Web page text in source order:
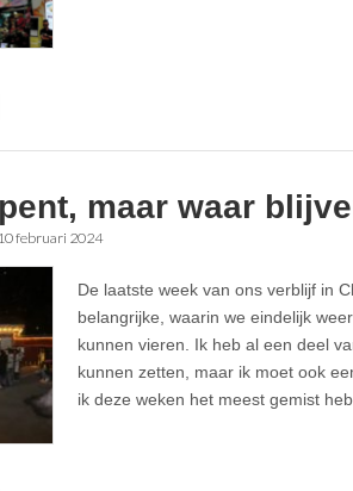
maar waar
10 februari 2024
De laatste week van ons verblijf in
belangrijke, waarin we eindelijk
kunnen vieren. Ik heb al een deel
kunnen zetten, maar ik moet ook
ik deze weken het meest gemist